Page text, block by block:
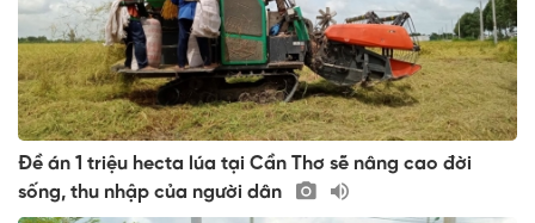
Đề án 1 triệu hecta lúa tại Cần Thơ sẽ nâng cao đời
sống, thu nhập của người dân